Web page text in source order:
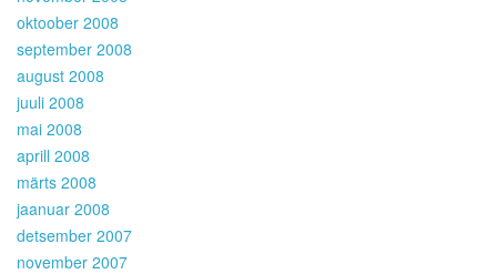
oktoober 2008
september 2008
august 2008
juuli 2008
mai 2008
aprill 2008
märts 2008
jaanuar 2008
detsember 2007
november 2007